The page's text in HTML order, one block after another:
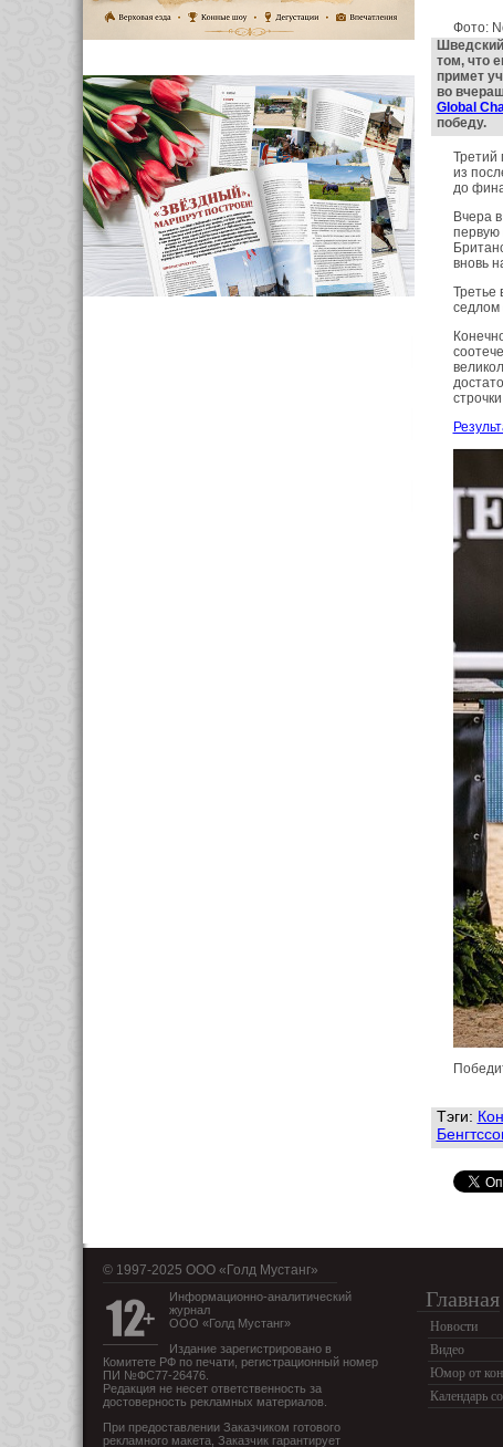
Фото:
том, что
примет
во
Global
победу.
Третий
из
до
Вчера
первую
вновь
Третье
Тэги:
© 1997-2025 OOO «Голд Мустанг»
Информационно-аналитический
журнал
ООО «Голд Мустанг»
Издание зарегистрировано в
Комитете РФ по печати, регистрационный номер
ПИ №ФС77-26476.
Редакция не несет ответственность за
достоверность рекламных материалов.
При предоставлении Заказчиком готового
рекламного макета, Заказчик гарантирует
Главная
Новости
Видео
Юмор от
Календарь